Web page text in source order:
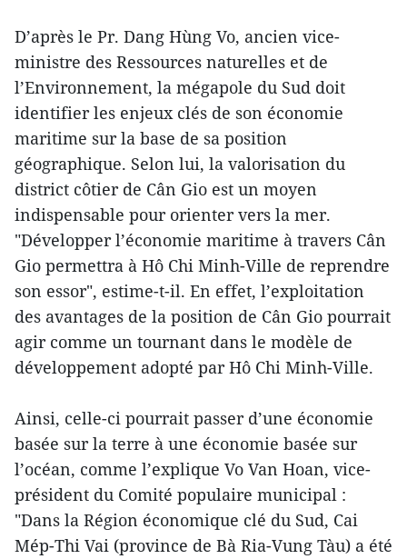
D’après le Pr. Dang Hùng Vo, ancien vice-
ministre des Ressources naturelles et de
l’Environnement, la mégapole du Sud doit
identifier les enjeux clés de son économie
maritime sur la base de sa position
géographique. Selon lui, la valorisation du
district côtier de Cân Gio est un moyen
indispensable pour orienter vers la mer.
"Développer l’économie maritime à travers Cân
Gio permettra à Hô Chi Minh-Ville de reprendre
son essor", estime-t-il. En effet, l’exploitation
des avantages de la position de Cân Gio pourrait
agir comme un tournant dans le modèle de
développement adopté par Hô Chi Minh-Ville.
Ainsi, celle-ci pourrait passer d’une économie
basée sur la terre à une économie basée sur
l’océan, comme l’explique Vo Van Hoan, vice-
président du Comité populaire municipal :
"Dans la Région économique clé du Sud, Cai
Mép-Thi Vai (province de Bà Ria-Vung Tàu) a été